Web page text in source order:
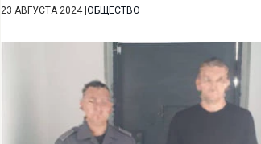
23 АВГУСТА 2024| ОБЩЕСТВО